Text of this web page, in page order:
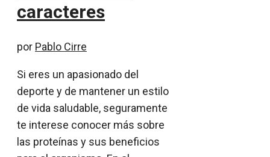
caracteres
por Pablo Cirre
Si eres un apasionado del
deporte y de mantener un estilo
de vida saludable, seguramente
te interese conocer más sobre
las proteínas y sus beneficios